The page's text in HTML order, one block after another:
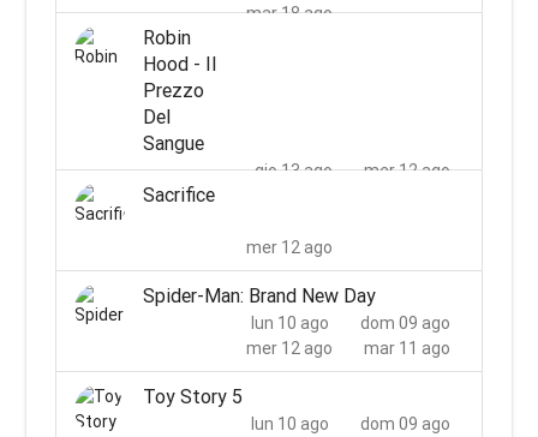
mar 25 ago
mar 18 ago
Robin
Hood - Il
Prezzo
Del
Sangue
mer 12 ago
gio 13 ago
Sacrifice
mer 12 ago
Spider-Man: Brand New Day
dom 09 ago
lun 10 ago
mar 11 ago
mer 12 ago
Toy Story 5
dom 09 ago
lun 10 ago